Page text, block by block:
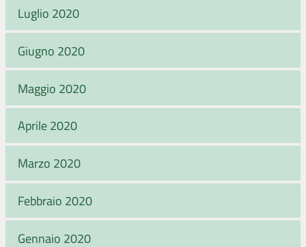
Luglio 2020
Giugno 2020
Maggio 2020
Aprile 2020
Marzo 2020
Febbraio 2020
Gennaio 2020